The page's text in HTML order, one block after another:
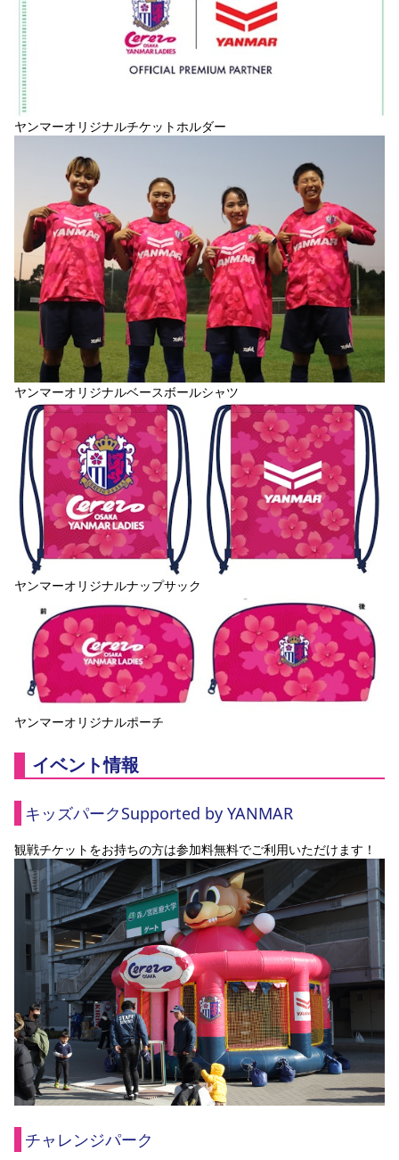
ヤンマーオリジナルチケットホルダー
ヤンマーオリジナルベースボールシャツ
ヤンマーオリジナルナップサック
ヤンマーオリジナルポーチ
イベント情報
キッズパークSupported by YANMAR
観戦チケットをお持ちの方は参加料無料でご利用いただけます！
チャレンジパーク